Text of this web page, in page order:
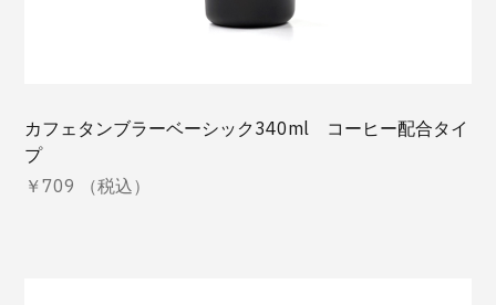
カフェタンブラーベーシック340ml コーヒー配合タイ
プ
￥709 （税込）